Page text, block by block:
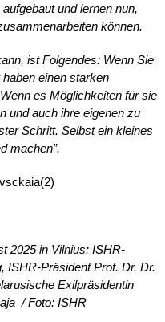
und lernen nun,
können.
ist Folgendes: Wenn Sie
einen starken
es Möglichkeiten für sie
und auch ihre eigenen zu
Schritt. Selbst ein kleines
machen”.
2025 in Vilnius: ISHR-
ISHR-Präsident Prof. Dr. Dr.
Exilpräsidentin
/ Foto: ISHR